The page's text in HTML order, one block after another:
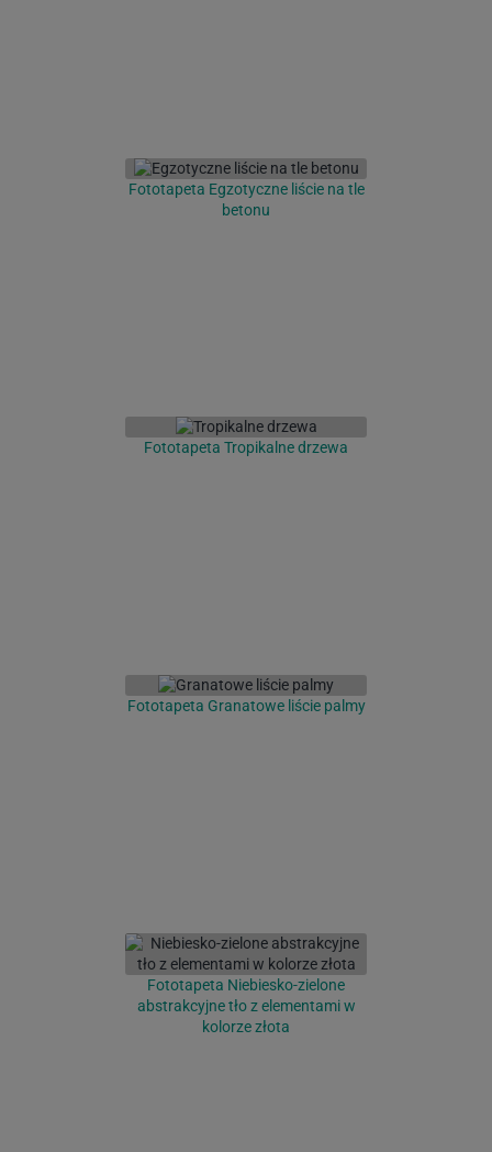
Fototapeta Egzotyczne liście na tle
betonu
Fototapeta Tropikalne drzewa
Fototapeta Granatowe liście palmy
Fototapeta Niebiesko-zielone
abstrakcyjne tło z elementami w
kolorze złota